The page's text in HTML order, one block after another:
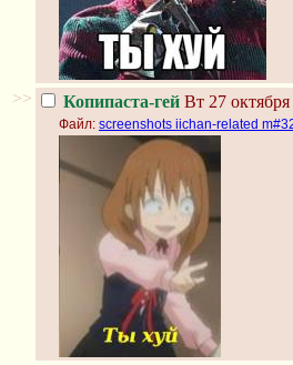
>> Копипаста-гей Вт 27
Файл: screenshots iichan-related